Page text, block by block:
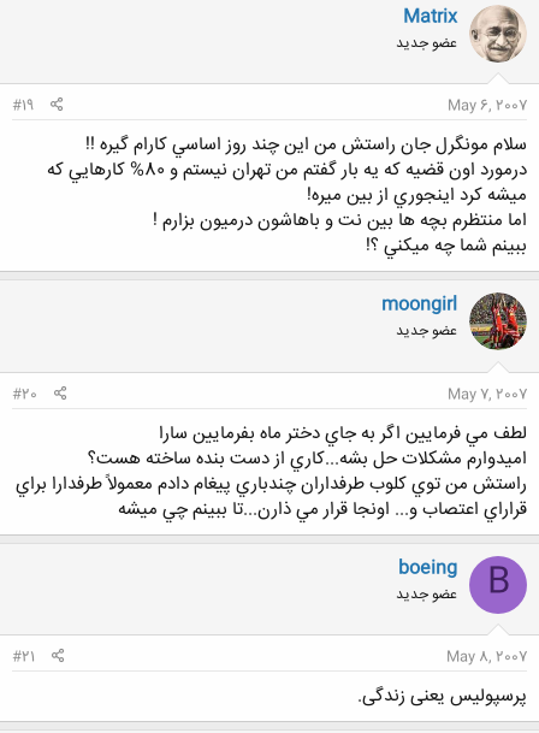
Matrix
عضو جدید
May 6, 2007
#19
سلام مونگرل جان راستش من اين چند روز اساسي كارام گيره !!
درمورد اون قضيه كه يه بار گفتم من تهران نيستم و 80% كارهايي كه
ميشه كرد اينجوري از بين ميره!
اما منتظرم بچه ها بين نت و باهاشون درميون بزارم !
ببينم شما چه ميكني ؟!
moongirl
عضو جدید
May 7, 2007
#20
لطف مي فرمايين اگر به جاي دختر ماه بفرمايين سارا
اميدوارم مشكلات حل بشه...كاري از دست بنده ساخته هست؟
راستش من توي كلوب طرفداران چندباري پيغام دادم معمولاً طرفدارا براي
قراراي اعتصاب و... اونجا قرار مي ذارن...تا ببينم چي ميشه
B
boeing
عضو جدید
May 8, 2007
#21
پرسپولیس یعنی زندگی.